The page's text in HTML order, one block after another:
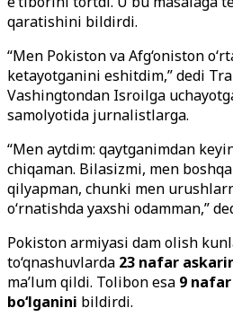
qaratishini bildirdi.
“Men Pokiston va Afg‘oniston
ketayotganini eshitdim,” dedi
Vashingtondan Isroilga
samolyotida jurnalistlarga.
“Men aytdim: qaytganimdan
chiqaman. Bilasizmi, men
qilyapman, chunki men
o‘rnatishda yaxshi odamman,”
Pokiston armiyasi dam olish
to‘qnashuvlarda 23 nafar
ma’lum qildi. Tolibon esa 9
bo‘lganini bildirdi.